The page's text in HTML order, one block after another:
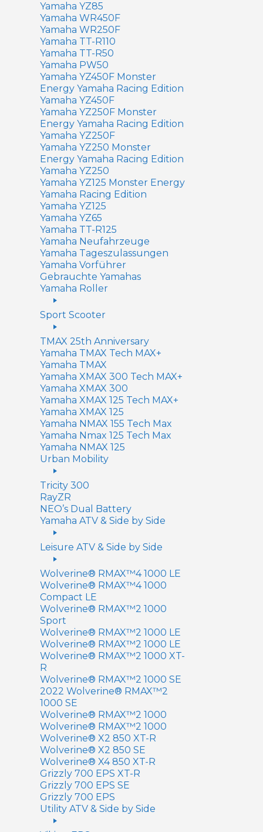
Yamaha YZ85
Yamaha WR450F
Yamaha WR250F
Yamaha TT-R110
Yamaha TT-R50
Yamaha PW50
Yamaha YZ450F Monster
Energy Yamaha Racing Edition
Yamaha YZ450F
Yamaha YZ250F Monster
Energy Yamaha Racing Edition
Yamaha YZ250F
Yamaha YZ250 Monster
Energy Yamaha Racing Edition
Yamaha YZ250
Yamaha YZ125 Monster Energy
Yamaha Racing Edition
Yamaha YZ125
Yamaha YZ65
Yamaha TT-R125
Yamaha Neufahrzeuge
Yamaha Tageszulassungen
Yamaha Vorführer
Gebrauchte Yamahas
Yamaha Roller
Sport Scooter
TMAX 25th Anniversary
Yamaha TMAX Tech MAX+
Yamaha TMAX
Yamaha XMAX 300 Tech MAX+
Yamaha XMAX 300
Yamaha XMAX 125 Tech MAX+
Yamaha XMAX 125
Yamaha NMAX 155 Tech Max
Yamaha Nmax 125 Tech Max
Yamaha NMAX 125
Urban Mobility
Tricity 300
RayZR
NEO’s Dual Battery
Yamaha ATV & Side by Side
Leisure ATV & Side by Side
Wolverine® RMAX™4 1000 LE
Wolverine® RMAX™4 1000
Compact LE
Wolverine® RMAX™2 1000
Sport
Wolverine® RMAX™2 1000 LE
Wolverine® RMAX™2 1000 LE
Wolverine® RMAX™2 1000 XT-
R
Wolverine® RMAX™2 1000 SE
2022 Wolverine® RMAX™2
1000 SE
Wolverine® RMAX™2 1000
Wolverine® RMAX™2 1000
Wolverine® X2 850 XT-R
Wolverine® X2 850 SE
Wolverine® X4 850 XT-R
Grizzly 700 EPS XT-R
Grizzly 700 EPS SE
Grizzly 700 EPS
Utility ATV & Side by Side